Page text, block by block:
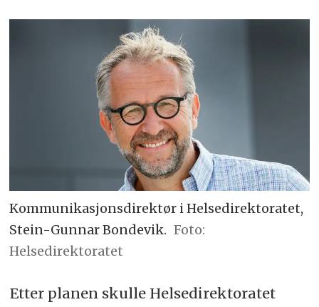
Kommunikasjonsdirektør i Helsedirektoratet,
Stein-Gunnar Bondevik. Foto:
Helsedirektoratet
Etter planen skulle Helsedirektoratet